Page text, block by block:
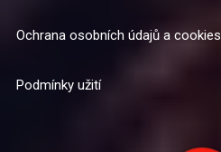
Ochrana osobních údajů a cookies
Podmínky užití